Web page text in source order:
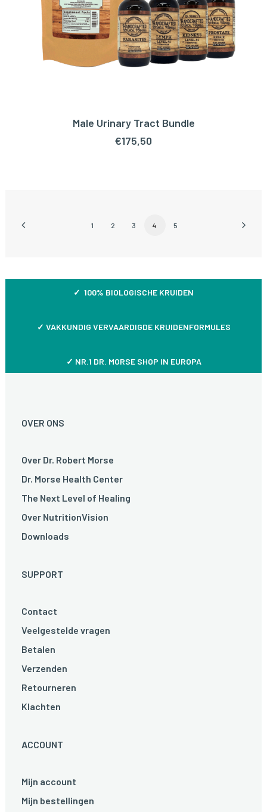
TOEVOEGEN AAN WINKELWAGEN
Male Urinary Tract Bundle
€175,50
1 2 3 4 5
✓ 100% BIOLOGISCHE KRUIDEN
✓ VAKKUNDIG VERVAARDIGDE KRUIDENFORMULES
✓ NR.1 DR. MORSE SHOP IN EUROPA
OVER ONS
Over Dr. Robert Morse
Dr. Morse Health Center
The Next Level of Healing
Over NutritionVision
Downloads
SUPPORT
Contact
Veelgestelde vragen
Betalen
Verzenden
Retourneren
Klachten
ACCOUNT
Mijn account
Mijn bestellingen